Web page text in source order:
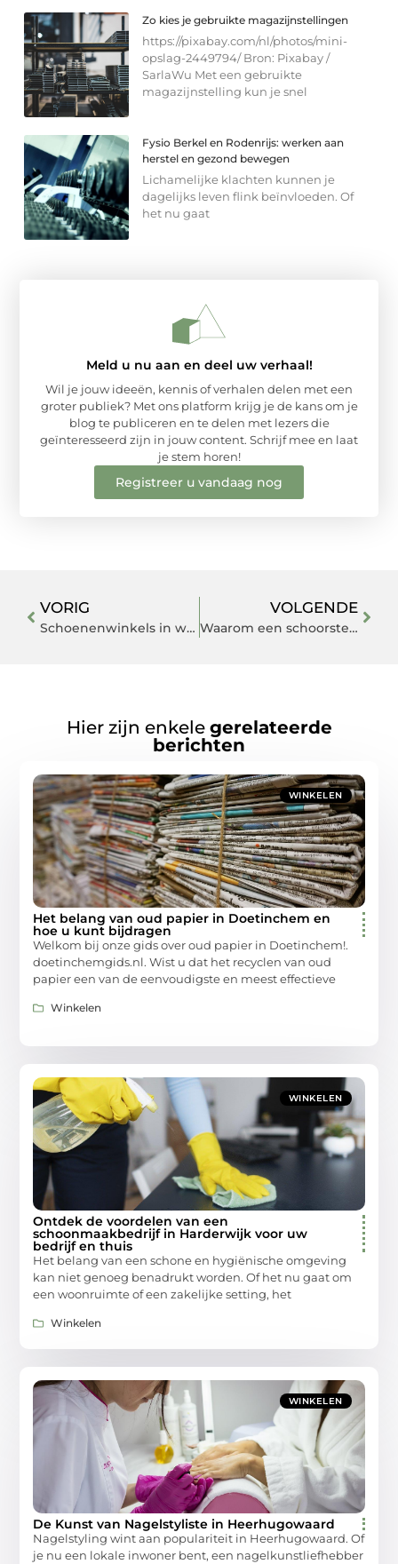
Zo kies je gebruikte magazijnstellingen
https://pixabay.com/nl/photos/mini-
opslag-2449794/ Bron: Pixabay /
SarlaWu Met een gebruikte
magazijnstelling kun je snel
Fysio Berkel en Rodenrijs: werken aan
herstel en gezond bewegen
Lichamelijke klachten kunnen je
dagelijks leven flink beïnvloeden. Of
het nu gaat
Meld u nu aan en deel uw verhaal!
Wil je jouw ideeën, kennis of verhalen delen met een
groter publiek? Met ons platform krijg je de kans om je
blog te publiceren en te delen met lezers die
geïnteresseerd zijn in jouw content. Schrijf mee en laat
je stem horen!
Registreer u vandaag nog
VORIG
Schoenenwinkels in wijchen die je niet mag missen
VOLGENDE
Waarom een schoorsteenveger in Maassluis essentieel is voor jouw woning
Hier zijn enkele gerelateerde
berichten
WINKELEN
Het belang van oud papier in Doetinchem en
hoe u kunt bijdragen
Welkom bij onze gids over oud papier in Doetinchem!.
doetinchemgids.nl. Wist u dat het recyclen van oud
papier een van de eenvoudigste en meest effectieve
Winkelen
WINKELEN
Ontdek de voordelen van een
schoonmaakbedrijf in Harderwijk voor uw
bedrijf en thuis
Het belang van een schone en hygiënische omgeving
kan niet genoeg benadrukt worden. Of het nu gaat om
een woonruimte of een zakelijke setting, het
Winkelen
WINKELEN
De Kunst van Nagelstyliste in Heerhugowaard
Nagelstyling wint aan populariteit in Heerhugowaard. Of
je nu een lokale inwoner bent, een nagelkunstliefhebber